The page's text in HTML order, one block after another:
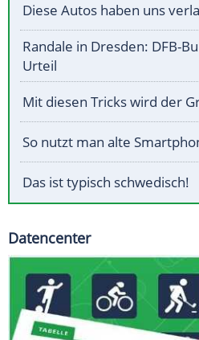
Diese Autos haben uns
Randale in Dresden: DFB-
Urteil
Mit diesen Tricks wird der
So nutzt man alte
Das ist typisch schwedisch!
Datencenter